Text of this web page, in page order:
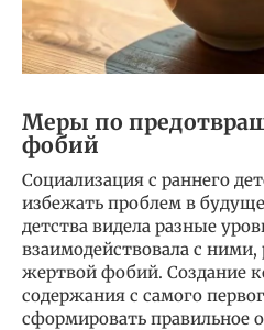
Меры по
фобий
Социализация с раннего
избежать проблем в
детства видела разные
взаимодействовала с ними,
жертвой фобий. Создание
содержания с самого
сформировать правильное